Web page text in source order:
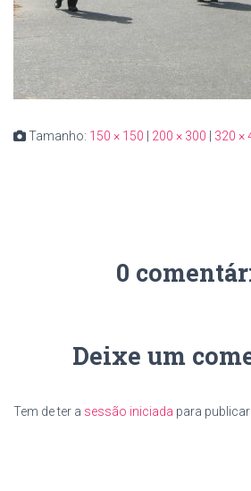
Tamanho: 150 × 150 200 × 300 320 ×
0
Deixe um
Tem de ter a sessão iniciada para